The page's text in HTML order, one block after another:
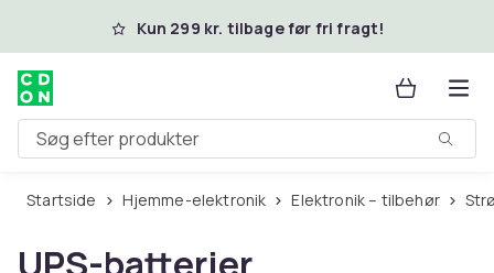
Spring til hovedindhold
Kun 299 kr. tilbage før fri fragt!
Søg efter produkter
Startside Hjemme-elektronik Elektronik – tilbehør